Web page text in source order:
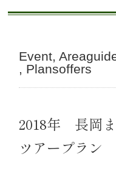
Event
Plansoffers
2018年 長岡
ツアープラン